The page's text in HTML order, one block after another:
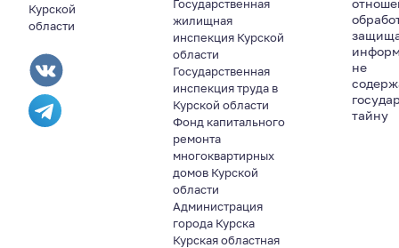
Курской
области
Государственная
жилищная
инспекция Курской
области
Государственная
инспекция труда в
Курской области
Фонд капитального
ремонта
многоквартирных
домов Курской
области
Администрация
города Курска
Курская областная
не
тайну